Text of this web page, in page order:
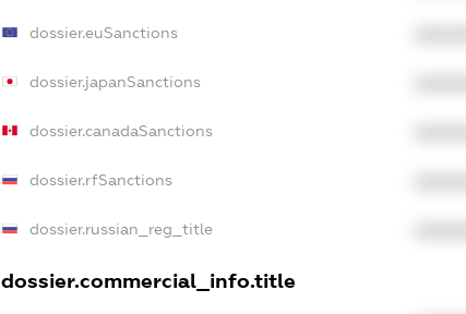
dossier.euSanctions
dossier.japanSanctions
dossier.canadaSanctions
dossier.rfSanctions
dossier.russian_reg_title
dossier.commercial_info.title